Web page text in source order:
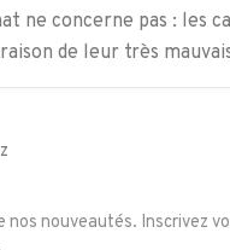
ne concerne pas : les
de leur très
nos nouveautés. Inscrivez